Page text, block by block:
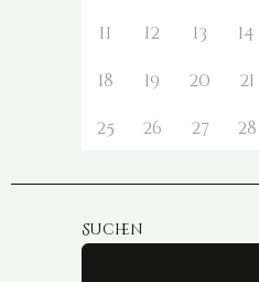
11
12 13 14
18
19 20 21
25
26 27 28
Suchen